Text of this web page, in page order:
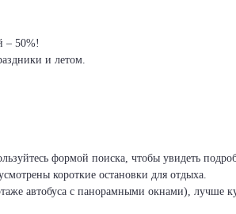
– 50%!
и летом.
формой поиска, чтобы увидеть
короткие остановки для отдыха.
автобуса с панорамными окнами), лучше